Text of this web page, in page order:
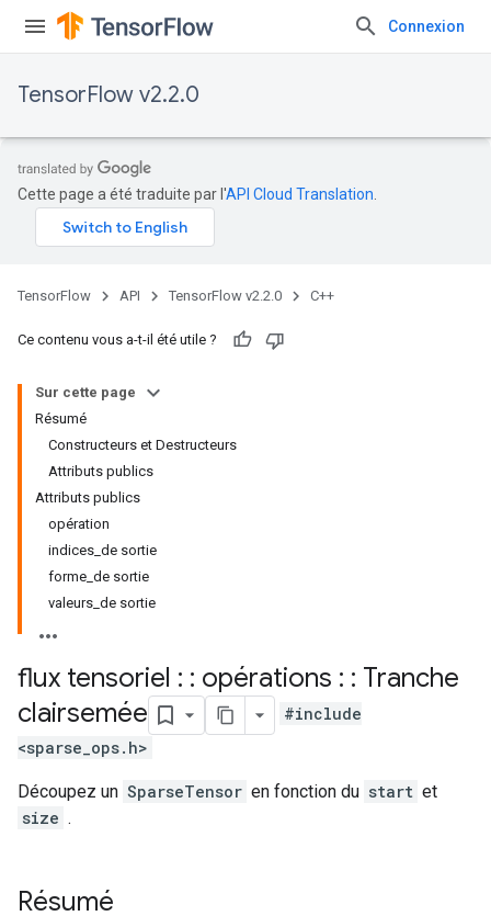
Connexion
TensorFlow v2.2.0
Cette page a été traduite par l'API Cloud Translation
TensorFlow API TensorFlow v2.2.0 C++
Ce contenu vous a-t-il été utile ?
Sur cette page
Résumé
Constructeurs et Destructeurs
Attributs publics
Attributs publics
opération
indices_de sortie
forme_de sortie
valeurs_de sortie
flux tensoriel : : opérations : : Tranche
clairsemée
#include
<sparse_ops.h>
Découpez un SparseTensor en fonction du start et
size .
Résumé